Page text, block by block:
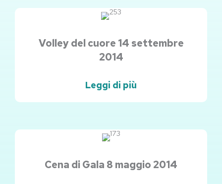
Volley del cuore 14 settembre
2014
Leggi di più
Cena di Gala 8 maggio 2014
PaginaPaginaPaginaPagina